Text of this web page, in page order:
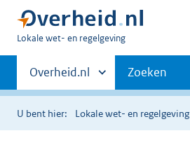
U
hier:
Lokale wet- en regelgeving
Primaire
navigatie
Andere
sites
binnen
Overheid.nl Zoeken
U bent hier: Lokale wet- en regelgeving